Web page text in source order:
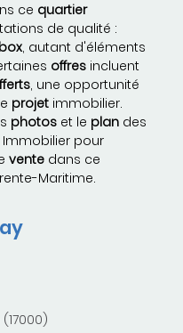
ce quartier
de qualité :
box, autant d'éléments
offres incluent
, une opportunité
projet immobilier.
photos et le plan des
Immobilier pour
vente dans ce
Maritime.